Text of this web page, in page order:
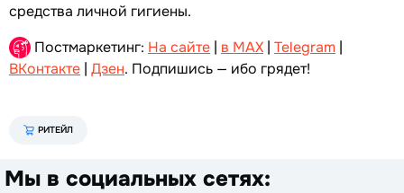
средства личной гигиены.
Постмаркетинг: На сайте | в MAX | Telegram |
ВКонтакте | Дзен. Подпишись — ибо грядет!
РИТЕЙЛ
Мы в социальных сетях: